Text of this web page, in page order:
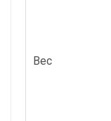
Вес